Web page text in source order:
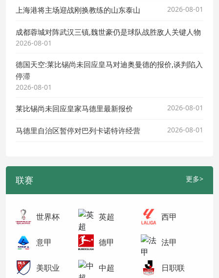
上海港将主场迎战刚换教练的山东泰山 2026-08-01
成都蓉城对阵武汉三镇,魏世豪仍是球队战胜敌人关键人物
2026-08-01
德国天空:莱比锡尚未回应皇马对迪奥曼德的报价,谈判陷入
停滞
2026-08-01
莱比锡尚未回应皇家马德里最新报价 2026-08-01
马德里自治区暂停对巴列卡诺特许经营 2026-08-01
联赛 更多>
世界杯 英超 西甲
意甲 德甲 法甲
美职业 中超 日职联